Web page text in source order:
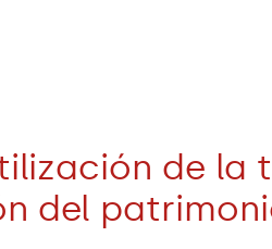
de la
del